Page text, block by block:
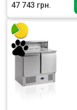
47 743 грн.